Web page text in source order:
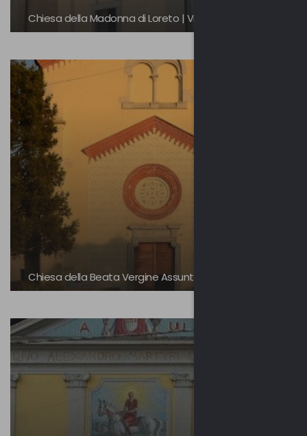
Chiesa della Madonna di Loreto | Vinago
Chiesa della Beata Vergine Assunta | Crugnola